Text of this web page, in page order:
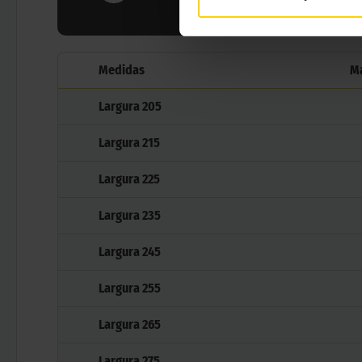
Medidas
Largura 205
Largura 215
Largura 225
Largura 235
Largura 245
Largura 255
Largura 265